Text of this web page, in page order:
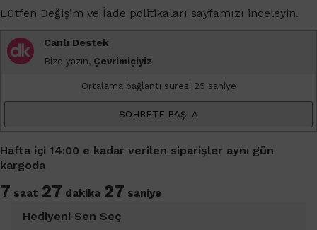
Lütfen Değişim ve İade politikaları sayfamızı inceleyin.
Canlı Destek
Bize yazın, Çevrimiçiyiz
Ortalama bağlantı süresi 25 saniye
SOHBETE BAŞLA
Hafta içi 14:00 e kadar verilen siparişler aynı gün
kargoda
7 saat 27 dakika 26 saniye
Hediyeni Sen Seç